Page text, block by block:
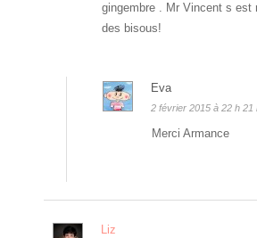
gingembre . Mr Vincent s est
des bisous!
Eva
2 février 2015 à 22 h 21
Merci Armance
Liz